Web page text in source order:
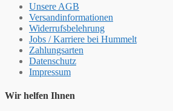
Unsere AGB
Versandinformationen
Widerrufsbelehrung
Jobs / Karriere bei Hummelt
Zahlungsarten
Datenschutz
Impressum
Wir helfen Ihnen